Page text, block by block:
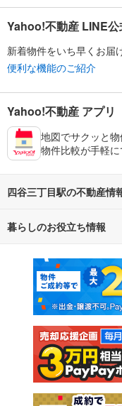
Yahoo!不動産 LINE公
新着物件をいち早くお届
便利な機能のご紹介
Yahoo!不動産 アプリ
地図でサクッと物
物件比較が手軽に
四谷三丁目駅の不動産情
不動産・住宅
新築マンション
新築一戸建て
注文住宅
売却査定
暮らしのお役立ち情報
マンションカタログ